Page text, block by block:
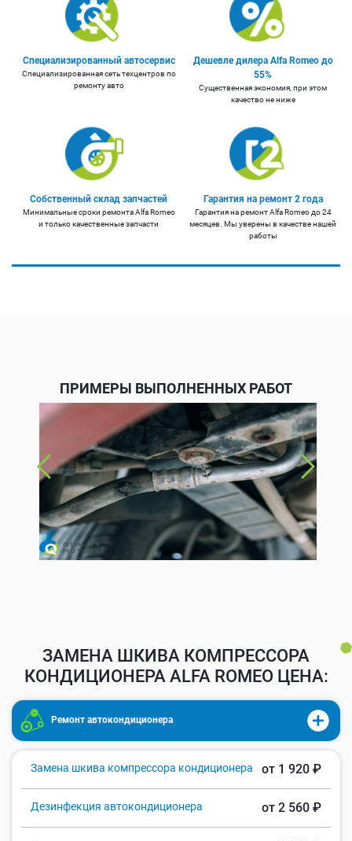
Специализированный автосервис
Специализированная сеть техцентров по
ремонту авто
Дешевле дилера Alfa Romeo до
55%
Существенная экономия, при этом
качество не ниже
Собственный склад запчастей
Минимальные сроки ремонта Alfa Romeo
и только качественные запчасти
Гарантия на ремонт 2 года
Гарантия на ремонт Alfa Romeo до 24
месяцев. Мы уверены в качестве нашей
работы
ПРИМЕРЫ ВЫПОЛНЕННЫХ РАБОТ
ЗАМЕНА ШКИВА КОМПРЕССОРА
КОНДИЦИОНЕРА ALFA ROMEO ЦЕНА:
Ремонт автокондиционера
Замена шкива компрессора кондиционера от 1 920 ₽
Дезинфекция автокондиционера от 2 560 ₽